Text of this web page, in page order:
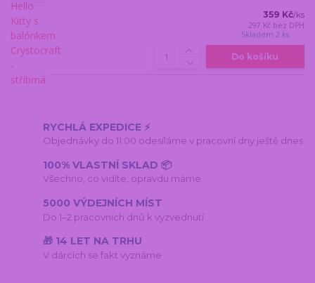
359 Kč/ks
297 Kč bez DPH
Skladem 2 ks
Do košíku
RYCHLÁ EXPEDICE ⚡
Objednávky do 11:00 odesíláme v pracovní dny ještě dnes
100% VLASTNÍ SKLAD 📦
Všechno, co vidíte, opravdu máme
5000 VÝDEJNÍCH MÍST
Do 1–2 pracovních dnů k vyzvednutí
🎁 14 LET NA TRHU
V dárcích se fakt vyznáme